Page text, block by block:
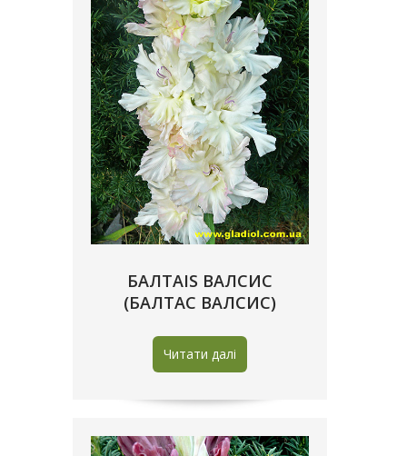
БАЛТАIS ВАЛСИС
(БАЛТАС ВАЛСИС)
Читати далі